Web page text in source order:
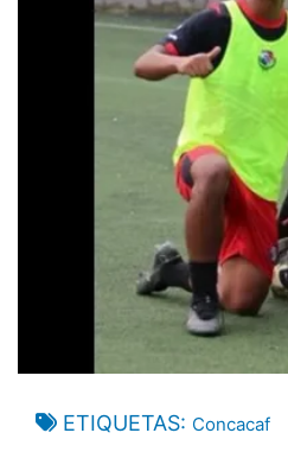
ETIQUETAS Concacaf